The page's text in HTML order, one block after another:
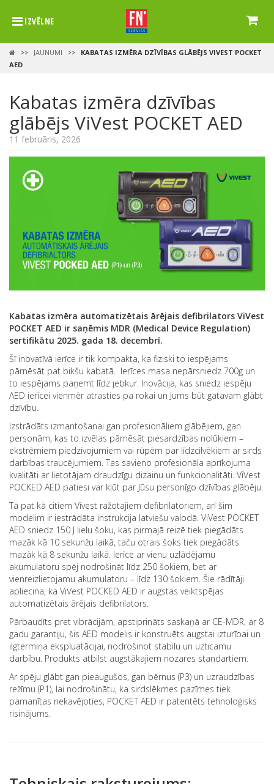
IZVĒLNE
>> JAUNUMI >>
KABATAS IZMĒRA DZĪVĪBAS GLĀBĒJS VIVEST POCKET
AED
Kabatas izmēra dzīvības
glābējs ViVest POCKET AED
11 februāris, 2026
Kabatas izmēra automatizētais ārējais defibrilators ViVest
POCKET AED ir saņēmis MDR (Medical Device Regulation)
sertifikātu 2025. gada 18. decembrī.
Šī inovatīvā ierīce ir tik kompakta, ka fiziski to iespējams
pārnēsāt pat bikšu kabatā. Ierīces masa nepārsniedz 700g un
to iespējams paņemt līdz jebkur. Inovācija, kas sniedz iespēju
AED ierīcei vienmēr atrasties pa rokai un Jums būt gatavam glābt
dzīvību.
Izstrādāts izmantošanai gan profesionāliem glābējiem, gan
personām, kas to izvēlas pārnēsāt piesardzības nolūkiem –
ekstrēmiem piedzīvojumiem vai rūpēm par līdzcilvēkiem ar sirds
darbības traucējumiem. Tas savieno profesionāla aprīkojuma
kvalitāti ar lietotājam draudzīgu dizainu un funkcionalitāti. ViVest
POCKED AED patiesi var kļūt par Jūsu personīgo dzīvības glābēju.
Tā pat kā citiem Vivest ražotajiem defibrilatoriem, arī šim
modelim ir iestrādāta instrukcija latviešu valodā. ViVest POCKET
AED sniedz 150 J lielu šoku, kas pirmajā reizē tiek piegādāts
mazāk kā 10 sekunžu laikā, taču otrais šoks tiek piegādāts
mazāk kā 8 sekunžu laikā. Ierīce ar vienu uzlādējamu
akumulatoru spēj nodrošināt līdz 250 šokiem, bet ar
vienreizlietojamu akumulatoru – līdz 130 šokiem. Šie rādītāji
apliecina, ka ViVest POCKED AED ir augstas veiktspējas
automatizētais ārējais defibrilators.
Pārbaudīts pret vibrācijām, apstiprināts saskaņā ar CE-MDR, ar 8
gadu garantiju, šis AED modelis ir konstruēts augstai izturībai un
ilgtermiņa ekspluatācijai, nodrošinot stabilu un uzticamu
darbību. Produkts atbilst augstākajiem nozares standartiem.
Ar spēju glābt gan pieaugušos, gan bērnus (P3) un uzraudzības
režīmu (P1), lai nodrošinātu, ka sirdslēkmes pazīmes tiek
pamanītas nekavējoties, POCKET AED ir patentēts tehnoloģisks
risinājums.